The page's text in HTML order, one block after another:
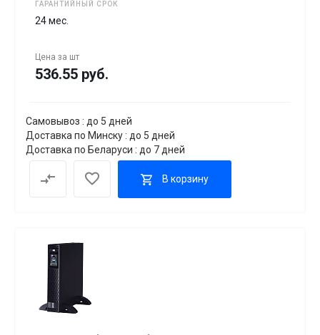
ГАРАНТИЙНЫЙ СРОК
24 мес.
Цена за шт
536.55 руб.
Самовывоз : до 5 дней
Доставка по Минску : до 5 дней
Доставка по Беларуси : до 7 дней
В корзину